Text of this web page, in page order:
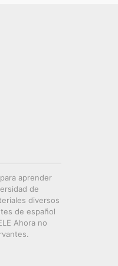
aprender
de
diversos
de español
Ahora no